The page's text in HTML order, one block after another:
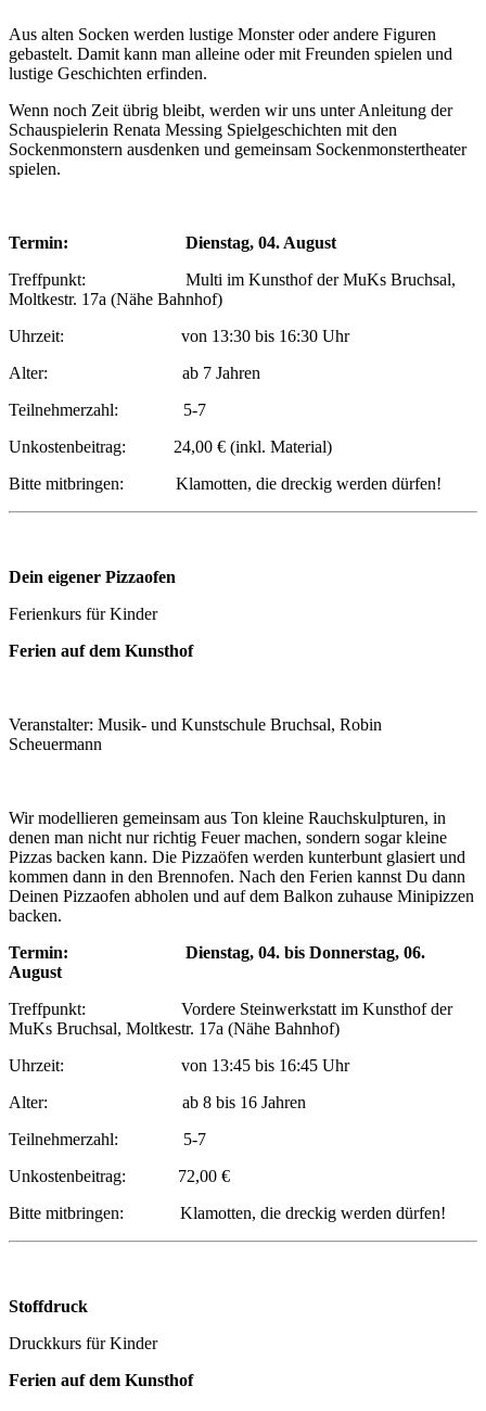
Aus alten Socken werden lustige Monster oder andere Figuren
gebastelt. Damit kann man alleine oder mit Freunden spielen und
lustige Geschichten erfinden.
Wenn noch Zeit übrig bleibt, werden wir uns unter Anleitung der
Schauspielerin Renata Messing Spielgeschichten mit den
Sockenmonstern ausdenken und gemeinsam Sockenmonstertheater
spielen.
Termin: Dienstag, 04. August
Treffpunkt: Multi im Kunsthof der MuKs Bruchsal,
Moltkestr. 17a (Nähe Bahnhof)
Uhrzeit: von 13:30 bis 16:30 Uhr
Alter: ab 7 Jahren
Teilnehmerzahl: 5-7
Unkostenbeitrag: 24,00 € (inkl. Material)
Bitte mitbringen: Klamotten, die dreckig werden dürfen!
Dein eigener Pizzaofen
Ferienkurs für Kinder
Ferien auf dem Kunsthof
Veranstalter: Musik- und Kunstschule Bruchsal, Robin
Scheuermann
Wir modellieren gemeinsam aus Ton kleine Rauchskulpturen, in
denen man nicht nur richtig Feuer machen, sondern sogar kleine
Pizzas backen kann. Die Pizzaöfen werden kunterbunt glasiert und
kommen dann in den Brennofen. Nach den Ferien kannst Du dann
Deinen Pizzaofen abholen und auf dem Balkon zuhause Minipizzen
backen.
Termin: Dienstag, 04. bis Donnerstag, 06.
August
Treffpunkt: Vordere Steinwerkstatt im Kunsthof der
MuKs Bruchsal, Moltkestr. 17a (Nähe Bahnhof)
Uhrzeit: von 13:45 bis 16:45 Uhr
Alter: ab 8 bis 16 Jahren
Teilnehmerzahl: 5-7
Unkostenbeitrag: 72,00 €
Bitte mitbringen: Klamotten, die dreckig werden dürfen!
Stoffdruck
Druckkurs für Kinder
Ferien auf dem Kunsthof